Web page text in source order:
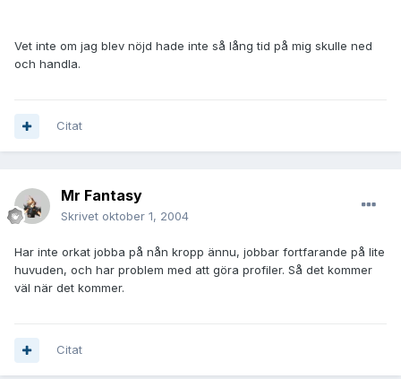
Vet inte om jag blev nöjd hade inte så lång tid på mig skulle ned
och handla.
Citat
Mr Fantasy
Skrivet oktober 1, 2004
Har inte orkat jobba på nån kropp ännu, jobbar fortfarande på lite
huvuden, och har problem med att göra profiler. Så det kommer
väl när det kommer.
Citat